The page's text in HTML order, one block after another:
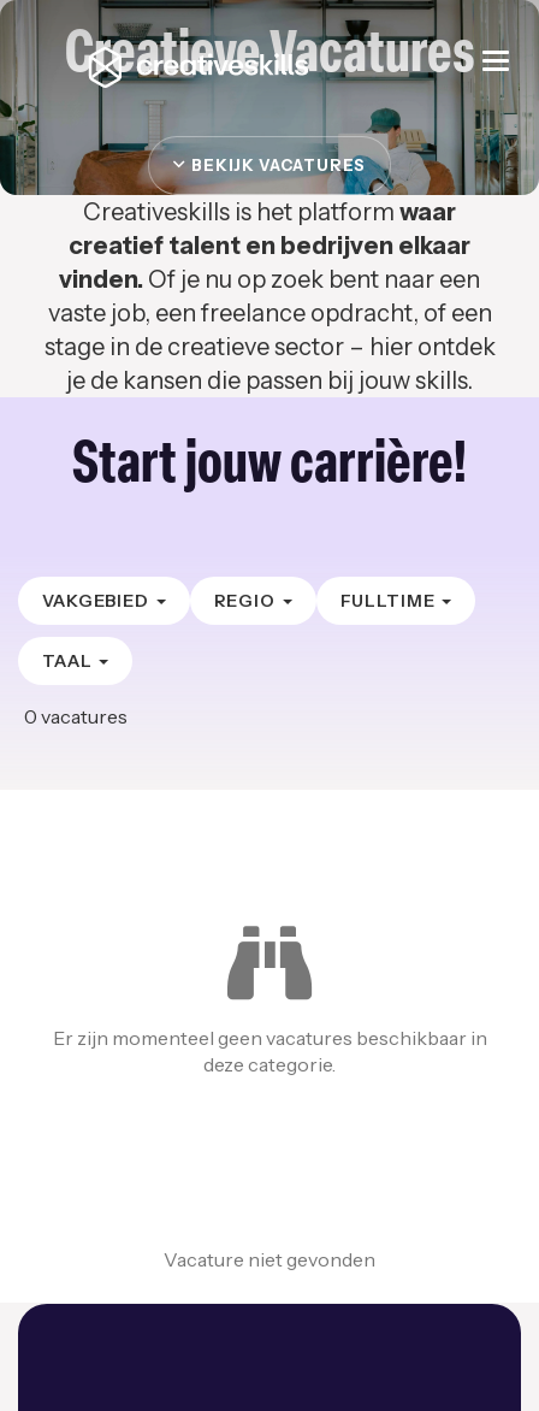
Creatieve Vacatures
BEKIJK VACATURES
Creativeskills is het platform waar
creatief talent en bedrijven elkaar
vinden. Of je nu op zoek bent naar een
vaste job, een freelance opdracht, of een
stage in de creatieve sector – hier ontdek
je de kansen die passen bij jouw skills.
Start jouw carrière!
VAKGEBIED REGIO FULLTIME
TAAL
0 vacatures
Er zijn momenteel geen vacatures beschikbaar in
deze categorie.
Vacature niet gevonden